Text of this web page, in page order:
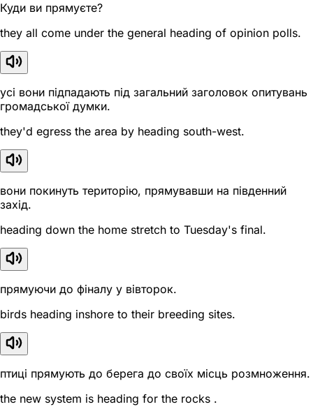
Куди ви прямуєте?
they all come under the general heading of opinion polls.
усі вони підпадають під загальний заголовок опитувань
громадської думки.
they'd egress the area by heading south-west.
вони покинуть територію, прямувавши на південний
захід.
heading down the home stretch to Tuesday's final.
прямуючи до фіналу у вівторок.
birds heading inshore to their breeding sites.
птиці прямують до берега до своїх місць розмноження.
the new system is heading for the rocks .